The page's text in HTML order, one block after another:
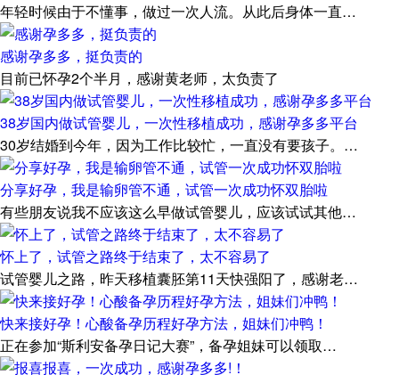
年轻时候由于不懂事，做过一次人流。从此后身体一直…
感谢孕多多，挺负责的
目前已怀孕2个半月，感谢黄老师，太负责了
38岁国内做试管婴儿，一次性移植成功，感谢孕多多平台
30岁结婚到今年，因为工作比较忙，一直没有要孩子。…
分享好孕，我是输卵管不通，试管一次成功怀双胎啦
有些朋友说我不应该这么早做试管婴儿，应该试试其他…
怀上了，试管之路终于结束了，太不容易了
试管婴儿之路，昨天移植囊胚第11天快强阳了，感谢老…
快来接好孕！心酸备孕历程好孕方法，姐妹们冲鸭！
正在参加“斯利安备孕日记大赛”，备孕姐妹可以领取…